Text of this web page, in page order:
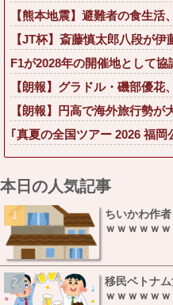
【熊本地震】避難者の食生
【JT杯】斎藤慎太郎八段が
F1が2028年の開催地として
【朗報】グラドル・磯部優
【朗報】円高で海外旅行勢
｢真夏の全国ツアー 2026 福岡
本日の人気記事
ちいかわ作
ｗｗｗｗｗ
移民ベトナ
ｗｗｗｗｗ